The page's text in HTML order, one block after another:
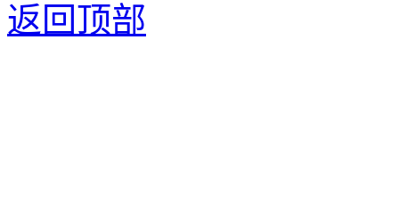
返回顶部